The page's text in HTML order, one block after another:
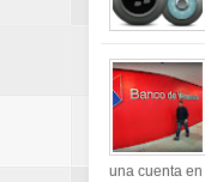
una cuenta en